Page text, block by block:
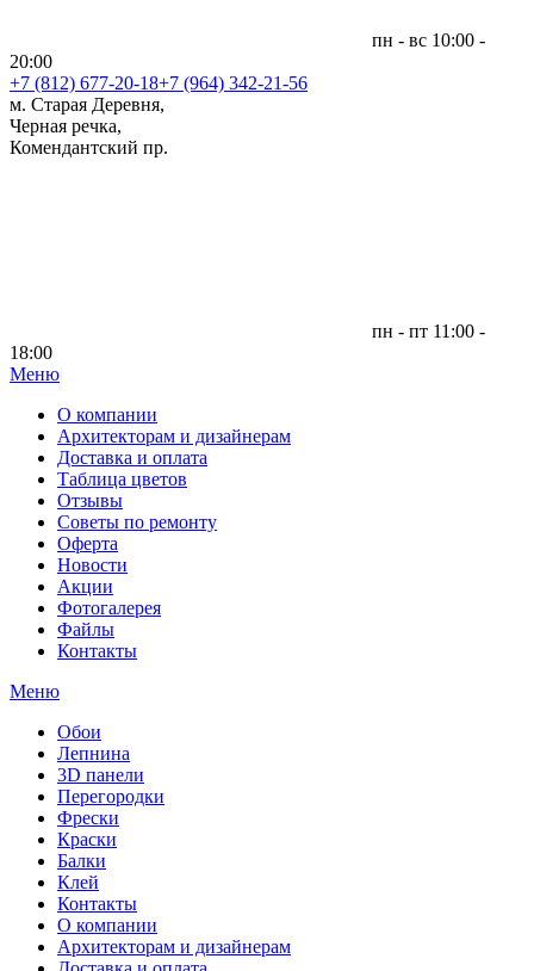
пн - вс 10:00 -
20:00
+7 (812) 677-20-18+7 (964) 342-21-56
м. Старая Деревня,
Черная речка,
Комендантский пр.
пн - пт 11:00 -
18:00
Меню|
О компании
Архитекторам и дизайнерам
Доставка и оплата
Таблица цветов
Отзывы
Советы по ремонту
Оферта
Новости
Акции
Фотогалерея
Файлы
Контакты
Меню
Обои
Лепнина
3D панели
Перегородки
Фрески
Краски
Балки
Клей
Контакты
О компании
Архитекторам и дизайнерам